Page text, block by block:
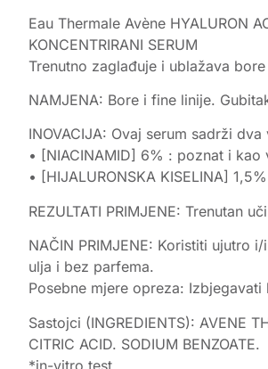
Eau Thermale Avène HYALURON
KONCENTRIRANI SERUM
Trenutno zaglađuje i ublažava bore
NAMJENA: Bore i fine linije.
INOVACIJA: Ovaj serum sadrži
• [NIACINAMID] 6% : poznat i
• [HIJALURONSKA KISELINA]
REZULTATI PRIMJENE:
NAČIN PRIMJENE: Koristiti ujutro
ulja i bez parfema.
Posebne mjere opreza:
Sastojci (INGREDIENTS): AVENE
CITRIC ACID. SODIUM BENZOATE.
*in-vitro test